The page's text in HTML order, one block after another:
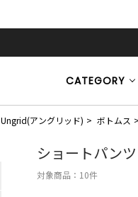
CATEGORY
Ungrid(アングリッド) ボトムス
ショートパンツ
対象商品： 10件